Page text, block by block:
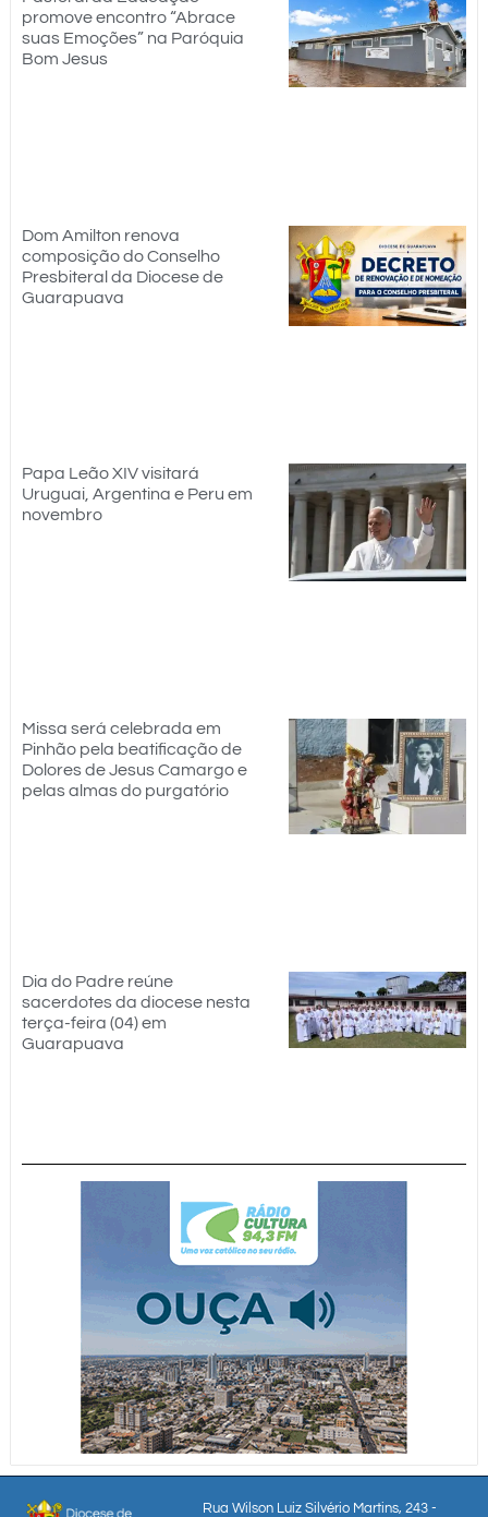
promove encontro “Abrace
suas Emoções” na Paróquia
Bom Jesus
Dom Amilton renova
composição do Conselho
Presbiteral da Diocese de
Guarapuava
Papa Leão XIV visitará
Uruguai, Argentina e Peru em
novembro
Missa será celebrada em
Pinhão pela beatificação de
Dolores de Jesus Camargo e
pelas almas do purgatório
Dia do Padre reúne
sacerdotes da diocese nesta
terça-feira (04) em
Guarapuava
Rua Wilson Luiz Silvério Martins, 243 -